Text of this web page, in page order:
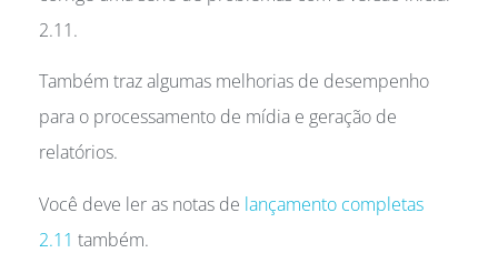
2.11.
Também traz algumas melhorias de desempenho
para o processamento de mídia e geração de
relatórios.
Você deve ler as notas de lançamento completas
2.11 também.